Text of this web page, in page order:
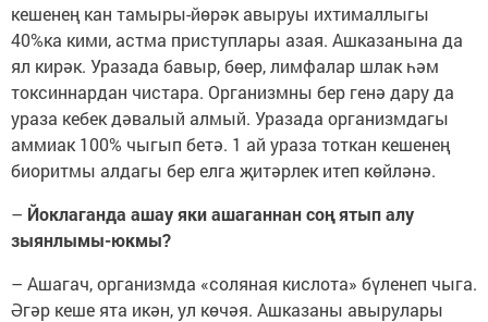
кешенең кан тамыры-йөрәк авыруы ихтималлыгы
40%ка кими, астма приступлары азая. Ашказанына да
ял кирәк. Уразада бавыр, бөер, лимфалар шлак һәм
токсиннардан чистара. Организмны бер генә дару да
ураза кебек дәвалый алмый. Уразада организмдагы
аммиак 100% чыгып бетә. 1 ай ураза тоткан кешенең
биоритмы алдагы бер елга җитәрлек итеп көйләнә.
– Йоклаганда ашау яки ашаганнан соң ятып алу
зыянлымы-юкмы?
– Ашагач, организмда «соляная кислота» бүленеп чыга.
Әгәр кеше ята икән, ул көчәя. Ашказаны авырулары